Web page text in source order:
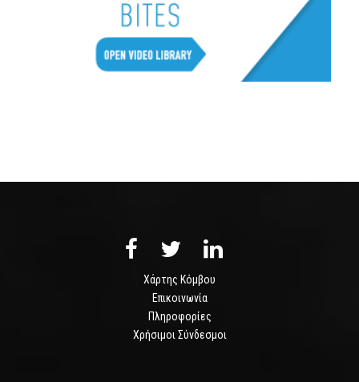
Χάρτης Κόμβου
Επικοινωνία
Πληροφορίες
Χρήσιμοι Σύνδεσμοι